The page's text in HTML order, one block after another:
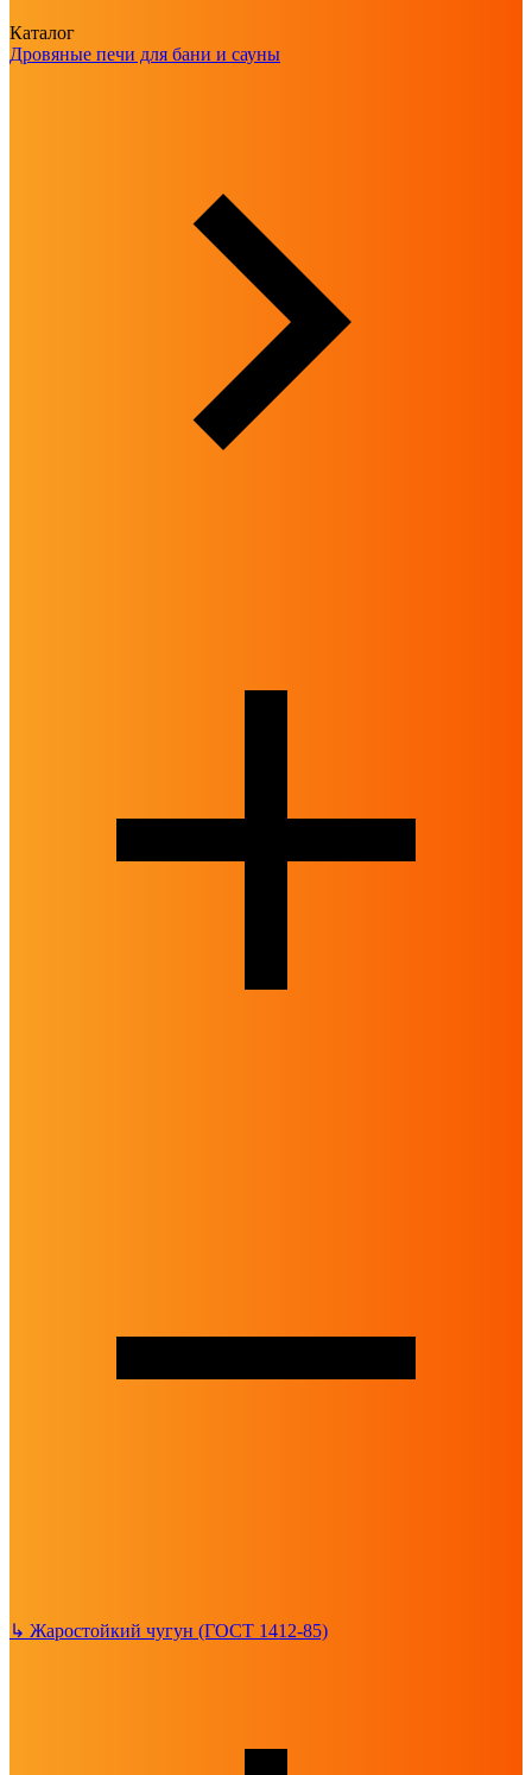
Каталог
Дровяные печи для бани и сауны
↳ Жаростойкий чугун (ГОСТ 1412-85)